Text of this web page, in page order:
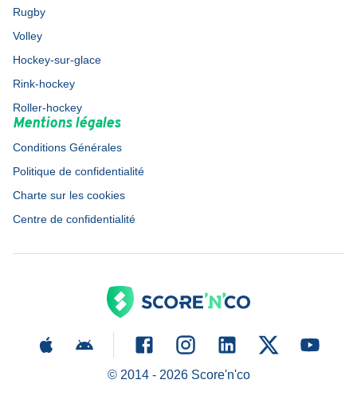
Rugby
Volley
Hockey-sur-glace
Rink-hockey
Roller-hockey
Mentions légales
Conditions Générales
Politique de confidentialité
Charte sur les cookies
Centre de confidentialité
© 2014 - 2026Score'n'co